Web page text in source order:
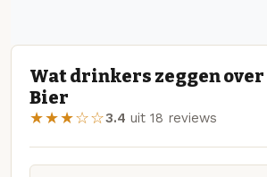
Wat drinkers zeggen
Bier
★★★☆☆3.4 uit 18 reviews